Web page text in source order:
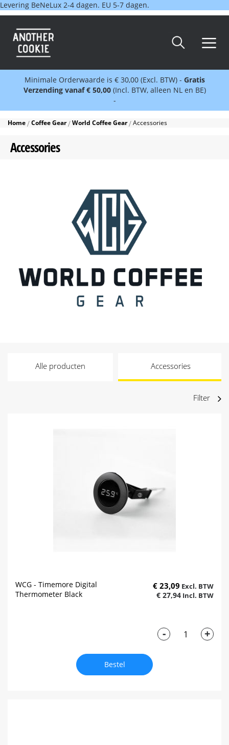
Levering BeNeLux 2-4 dagen. EU 5-7 dagen.
Minimale Orderwaarde is € 30,00 (Excl. BTW) - Gratis
Verzending vanaf € 50,00 (Incl. BTW, alleen NL en BE)
-
Home Coffee Gear World Coffee Gear Accessories
Accessories
Alle producten Accessories
Filter
WCG - Timemore Digital
Thermometer Black
€ 23,09
€ 27,94
- +
Bestel